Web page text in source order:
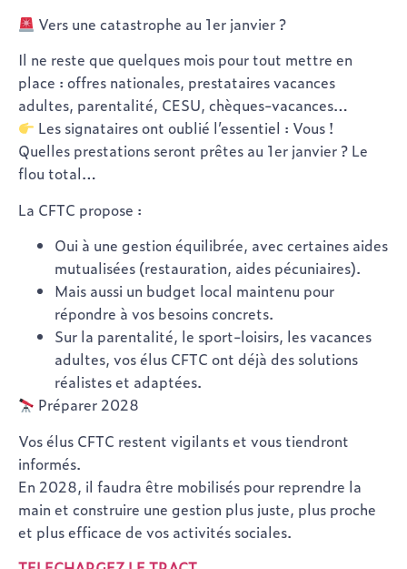
Vers une catastrophe au 1er janvier ?
Il ne reste que quelques mois pour tout mettre en
place : offres nationales, prestataires vacances
adultes, parentalité, CESU, chèques-vacances…
Les signataires ont oublié l’essentiel : Vous !
Quelles prestations seront prêtes au 1er janvier ? Le
flou total…
La CFTC propose :
Oui à une gestion équilibrée, avec certaines aides
mutualisées (restauration, aides pécuniaires).
Mais aussi un budget local maintenu pour
répondre à vos besoins concrets.
Sur la parentalité, le sport-loisirs, les vacances
adultes, vos élus CFTC ont déjà des solutions
réalistes et adaptées.
Préparer 2028
Vos élus CFTC restent vigilants et vous tiendront
informés.
En 2028, il faudra être mobilisés pour reprendre la
main et construire une gestion plus juste, plus proche
et plus efficace de vos activités sociales.